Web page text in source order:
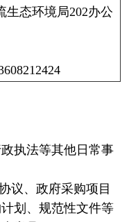
生态环境局202办公
执法等其他日常事
议、政府采购项目
划、规范性文件等